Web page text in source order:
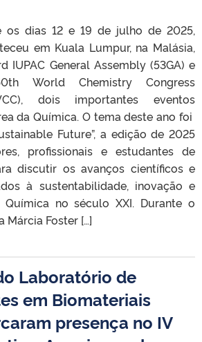
os dias 12 e 19 de julho de 2025,
em Kuala Lumpur, na Malásia,
IUPAC General Assembly (53GA) e
World Chemistry Congress
dois importantes eventos
da Química. O tema deste ano foi
Future”, a edição de 2025
profissionais e estudantes de
discutir os avanços científicos e
à sustentabilidade, inovação e
no século XXI. Durante o
Márcia Foster […]
Laboratório de
em Biomateriais
presença no IV